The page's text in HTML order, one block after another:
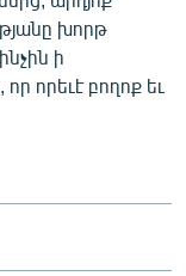
խորթ
ի
որեւէ բողոք եւ